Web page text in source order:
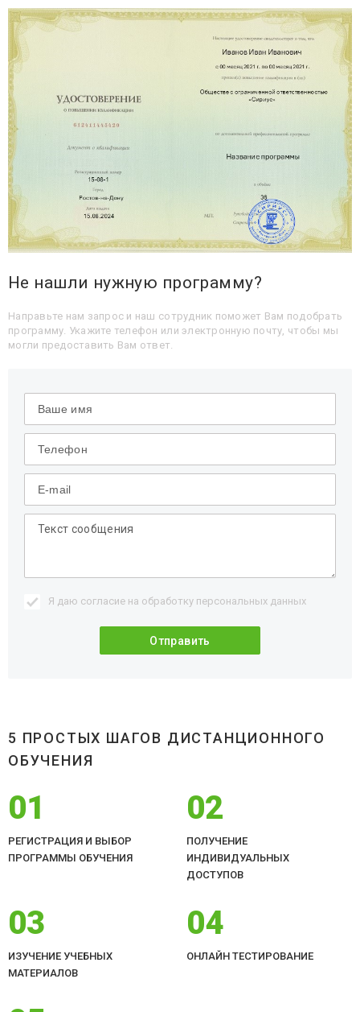
Не нашли нужную программу?
Направьте нам запрос и наш сотрудник поможет Вам подобрать
программу. Укажите телефон или электронную почту, чтобы мы
могли предоставить Вам ответ.
Я даю согласие на обработку персональных данных
5 ПРОСТЫХ ШАГОВ ДИСТАНЦИОННОГО
ОБУЧЕНИЯ
01
РЕГИСТРАЦИЯ И ВЫБОР
ПРОГРАММЫ ОБУЧЕНИЯ
02
ПОЛУЧЕНИЕ
ИНДИВИДУАЛЬНЫХ
ДОСТУПОВ
03
ИЗУЧЕНИЕ УЧЕБНЫХ
МАТЕРИАЛОВ
04
ОНЛАЙН ТЕСТИРОВАНИЕ